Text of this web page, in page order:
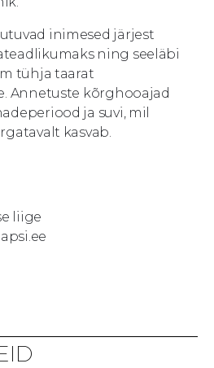
inimesed järjest
ning seeläbi
tühja taarat
Annetuste kõrghooajad
ja suvi, mil
kasvab.
liige